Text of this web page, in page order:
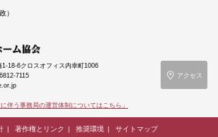
）
1-18-6クロスオフィス内幸町1006
7115
伴う事務局の運営体制についてはこちら」
アクセス
著作権とリンク 推奨環境 サイトマップ